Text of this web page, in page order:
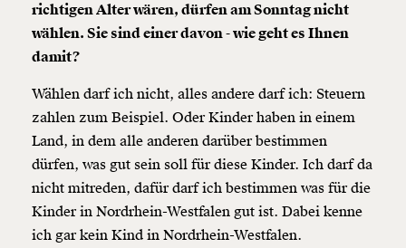
richtigen Alter wären, dürfen am Sonntag nicht
wählen. Sie sind einer davon - wie geht es Ihnen
damit?
Wählen darf ich nicht, alles andere darf ich: Steuern
zahlen zum Beispiel. Oder Kinder haben in einem
Land, in dem alle anderen darüber bestimmen
dürfen, was gut sein soll für diese Kinder. Ich darf da
nicht mitreden, dafür darf ich bestimmen was für die
Kinder in Nordrhein-Westfalen gut ist. Dabei kenne
ich gar kein Kind in Nordrhein-Westfalen.